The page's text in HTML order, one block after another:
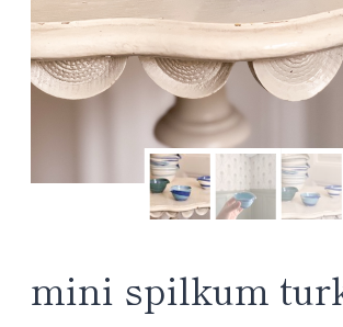
mini spilkum